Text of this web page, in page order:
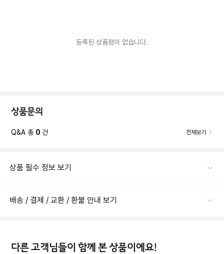
등록된 상품평이 없습니다.
상품문의
Q&A 총 0 건 전체보기
상품 필수 정보 보기
배송 / 결제 / 교환 / 환불 안내 보기
다른 고객님들이 함께 본 상품이에요!